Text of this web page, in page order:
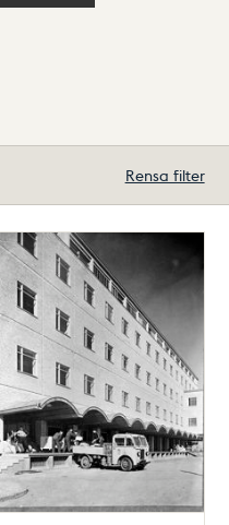
Rensa filter